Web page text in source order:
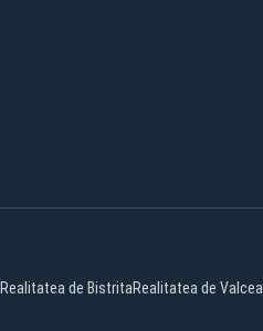
Realitatea de BistritaRealitatea de Valcea